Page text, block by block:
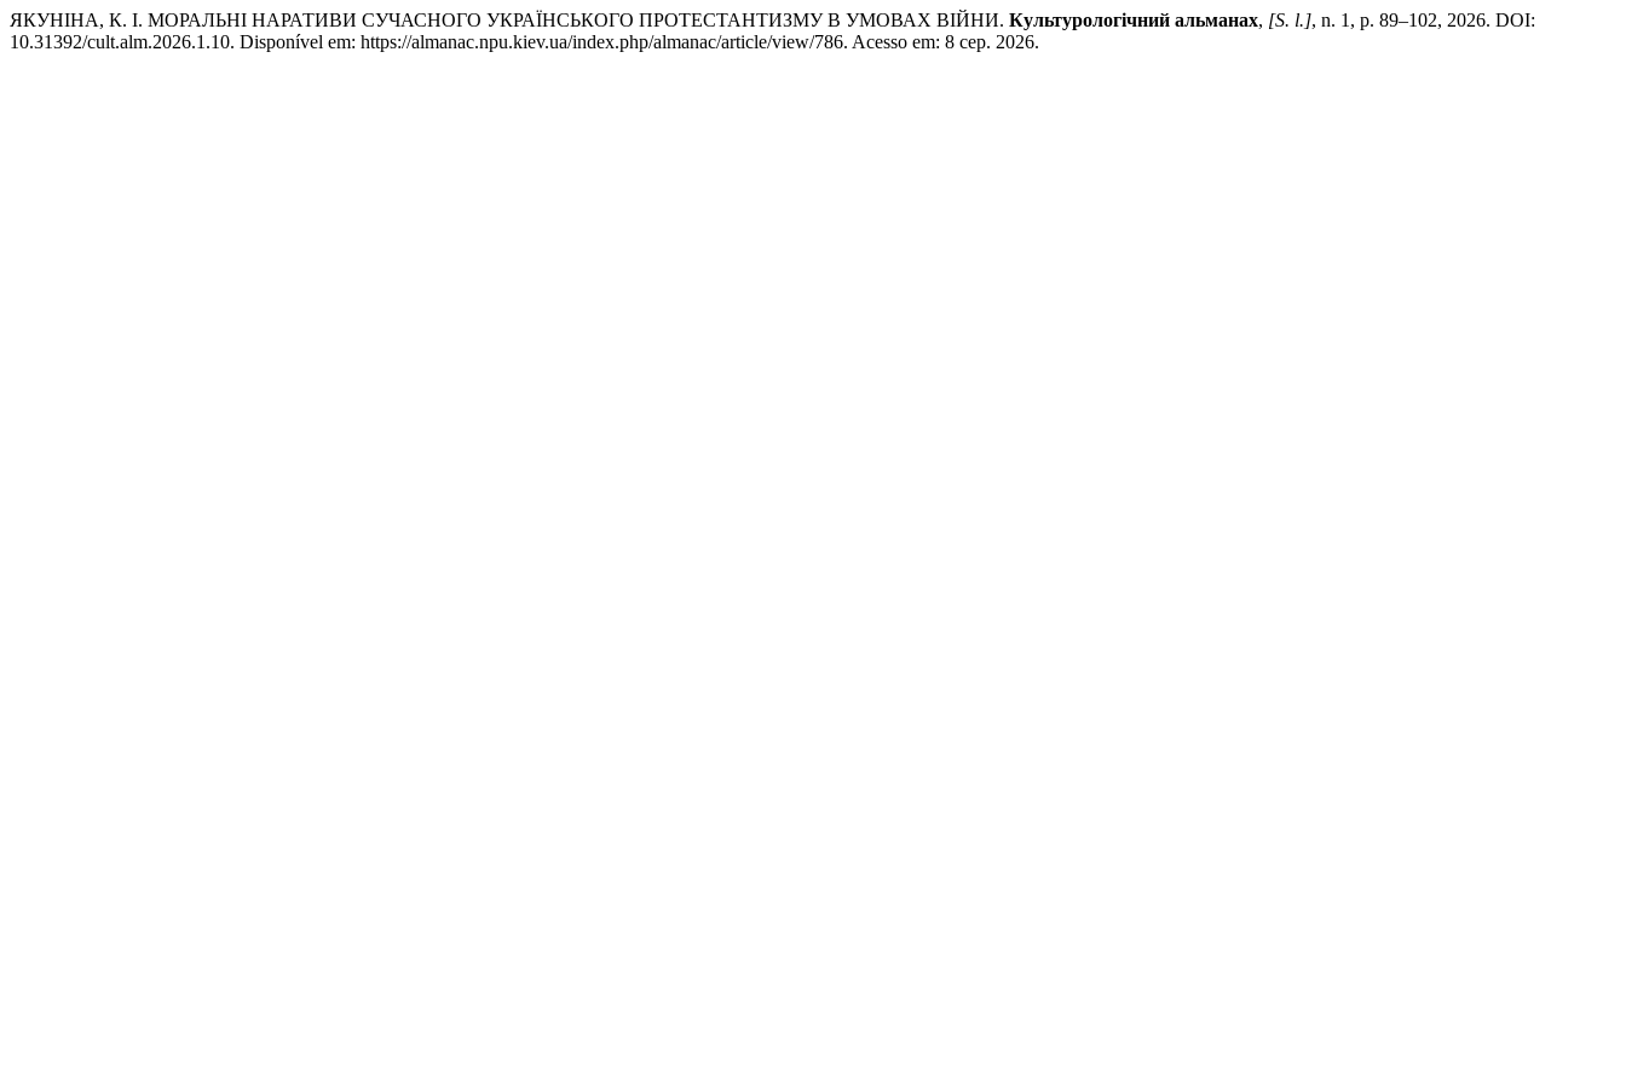
ЯКУНІНА, К. І. МОРАЛЬНІ НАРАТИВИ СУЧАСНОГО УКРАЇНСЬКОГО ПРОТЕСТАНТИЗМУ В УМОВАХ ВІЙНИ. Культурологічний альманах, [S. l.], n. 1, p. 89–102, 2026. DOI:
10.31392/cult.alm.2026.1.10. Disponível em: https://almanac.npu.kiev.ua/index.php/almanac/article/view/786. Acesso em: 8 сер. 2026.